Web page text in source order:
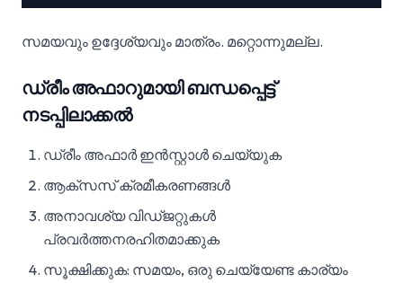
സമയവും ഉദ്ദേശ്യവും മാത്രം. മറ്റൊന്നുമല്ല.
ഡ്രീം അഫാറുമായി ബന്ധപ്പെട്ട്
നടപ്പിലാക്കൽ
ഡ്രീം അഫാർ ഇൻസ്റ്റാൾ ചെയ്യുക
ആക്‌സസ് ക്രമീകരണങ്ങൾ
അനാവശ്യ വിഡ്ജറ്റുകൾ
പ്രവർത്തനരഹിതമാക്കുക
സൂക്ഷിക്കുക: സമയം, ഒരു ചെയ്യേണ്ട കാര്യം